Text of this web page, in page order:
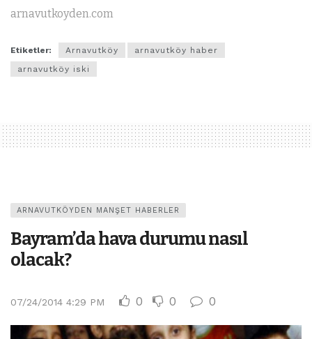
arnavutkoyden.com
Etiketler: Arnavutköy
arnavutköy haber
arnavutköy iski
ARNAVUTKÖYDEN MANŞET HABERLER
Bayram’da hava durumu nasıl
olacak?
07/24/2014 4:29 PM 0 0 0